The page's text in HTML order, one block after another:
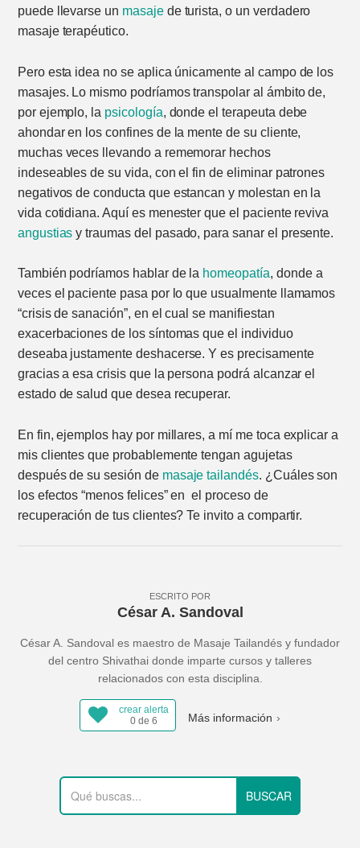
puede llevarse un masajede turista, o un verdadero
masaje terapéutico.
Pero esta idea no se aplica únicamente al campo de los
masajes. Lo mismo podríamos transpolar al ámbito de,
por ejemplo, la psicología, donde el terapeuta debe
ahondar en los confines de la mente de su cliente,
muchas veces llevando a rememorar hechos
indeseables de su vida, con el fin de eliminar patrones
negativos de conducta que estancan y molestan en la
vida cotidiana. Aquí es menester que el paciente reviva
angustias y traumas del pasado, para sanar el presente.
También podríamos hablar de la homeopatía, donde a
veces el paciente pasa por lo que usualmente llamamos
“crisis de sanación”, en el cual se manifiestan
exacerbaciones de los síntomas que el individuo
deseaba justamente deshacerse. Y es precisamente
gracias a esa crisis que la persona podrá alcanzar el
estado de salud que desea recuperar.
En fin, ejemplos hay por millares, a mí me toca explicar a
mis clientes que probablemente tengan agujetas
después de su sesión de masaje tailandés. ¿Cuáles son
los efectos “menos felices” en el proceso de
recuperación de tus clientes? Te invito a compartir.
ESCRITO POR
César A. Sandoval
César A. Sandoval es maestro de Masaje Tailandés y fundador
del centro Shivathai donde imparte cursos y talleres
relacionados con esta disciplina.
crear alerta
0 de 6
Más información